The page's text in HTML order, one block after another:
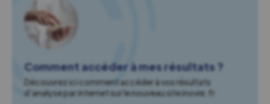
Comment accéder à mes résultats ?
Découvrez ici comment accéder à vos résultats
d'analyse par internet sur le nouveau site inovie.fr